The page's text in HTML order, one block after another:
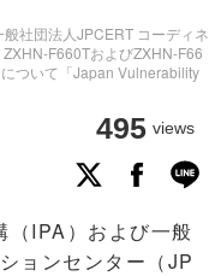
社団法人JPCERT コーディネ
F660TおよびZXHN-F66
ついて「Japan Vulnerability
495 views
IPA）および一般
ョンセンター（JP